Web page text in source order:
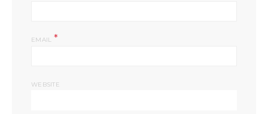
EMAIL *
WEBSITE